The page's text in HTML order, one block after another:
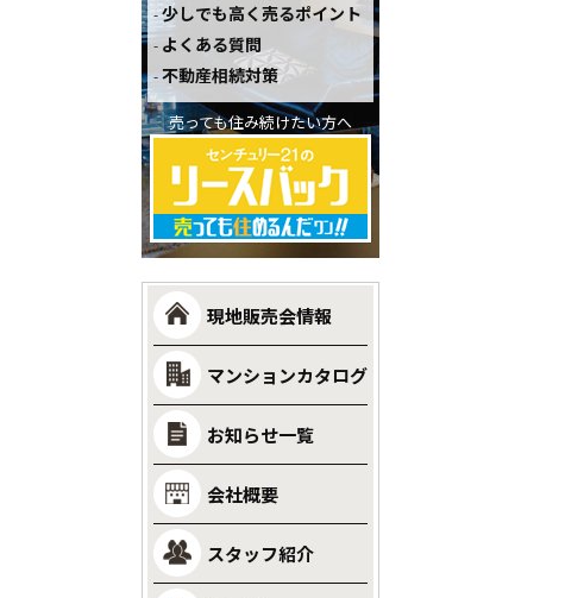
少しでも高く売るポイント
よくある質問
不動産相続対策
売っても住み続けたい方へ
現地販売会情報
マンションカタログ
お知らせ一覧
会社概要
スタッフ紹介